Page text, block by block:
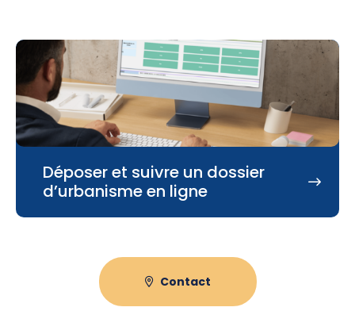
Déposer et suivre un dossier
d’urbanisme en ligne
Contact